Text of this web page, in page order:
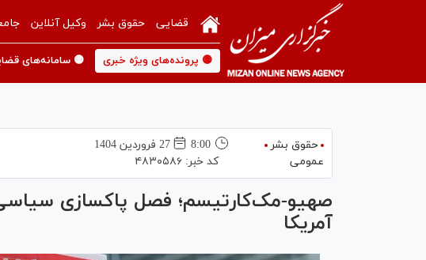
قضایی حقوق بشر وکیل آنلاین
🟡 پرونده‌های ویژه خبری 🟡 سامانه‌های
حقوق بشر
عمومی
8:00
27 فروردين 1404
کد خبر:۴۸۳۰۵۸۶
صهیو-مک‌کارتیسم؛ فصل پاکسازی
آمریکا